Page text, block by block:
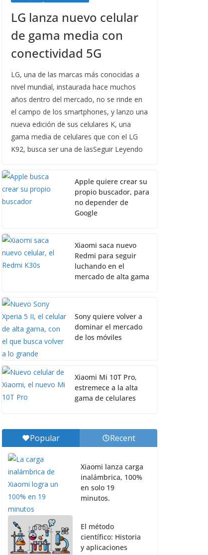
LG lanza nuevo celular
de gama media con
conectividad 5G
LG, una de las marcas más conocidas a
nivel mundial, instaurada hace muchos
años dentro del mercado, no se rinde en
el campo de los smartphones, y lanzo una
nueva edición de sus celulares K, una
gama media de celulares que con el LG
K92, busca ser una de lasSeguir Leyendo
Apple quiere crear su
propio buscador, para
no depender de
Google
Xiaomi saca nuevo
Redmi para seguir
luchando en el
mercado de alta gama
Sony quiere volver a
dominar el mercado
de los móviles
Xiaomi Mi 10T Pro,
estremece a la alta
gama de celulares
Popular Recent
Xiaomi lanza carga
inalámbrica, 100%
en solo 19
minutos.
El método
científico: Historia
y aplicaciones